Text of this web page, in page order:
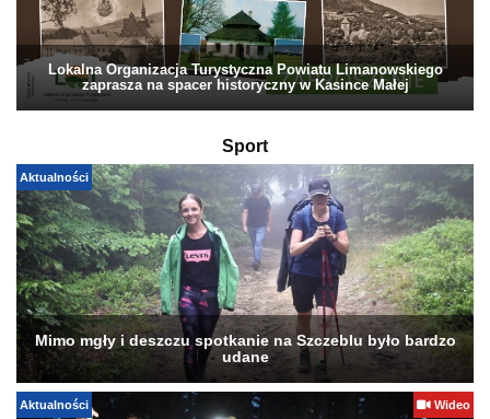
Lokalna Organizacja Turystyczna Powiatu Limanowskiego
zaprasza na spacer historyczny w Kasince Małej
Sport
Aktualności
Mimo mgły i deszczu spotkanie na Szczeblu było bardzo
udane
Aktualności Wideo